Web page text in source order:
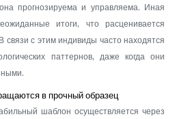
прогнозируема и управляема. Иная
итоги, что расценивается
связи с этим индивиды часто находятся
паттернов, даже когда они
в прочный образец
шаблон осуществляется через